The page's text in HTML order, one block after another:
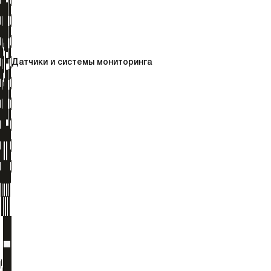
Датчики и системы мониторинга